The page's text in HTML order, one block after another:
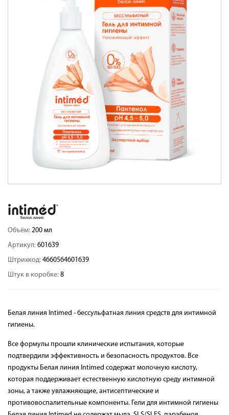
Объём: 200 мл
Артикул: 601639
Штрихкод: 4660564601639
Штук в коробке: 8
Белая линия Intimed - бессульфатная линия средств для интимной
гигиены.
Все формулы прошли клинические испытания, которые
подтвердили эффективность и безопасность продуктов. Все
продукты Белая линия Intimed содержат молочную кислоту,
которая поддерживает естественную кислотную среду интимной
зоны, а также увлажняющие, антисептические и
противовоспалительные компоненты. Гели для интимной гигиены